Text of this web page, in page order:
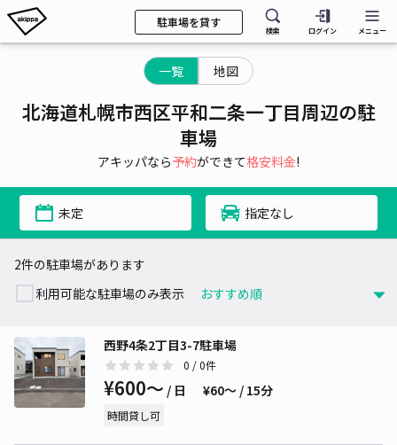
駐車場を貸す
検索 ログイン メニュー
一覧 地図
北海道札幌市西区平和二条一丁目周辺の駐
車場
アキッパなら予約ができて格安料金!
未定 指定なし
2件の駐車場があります
利用可能な駐車場のみ表示
西野4条2丁目3-7駐車場
0 / 0件
¥600〜 / 日 ¥60〜 / 15分
時間貸し可